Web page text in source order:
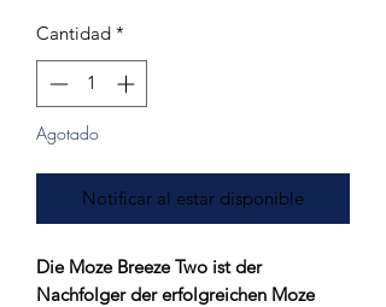
Cantidad *
Agotado
Notificar al estar disponible
Die Moze Breeze Two ist der
Nachfolger der erfolgreichen Moze